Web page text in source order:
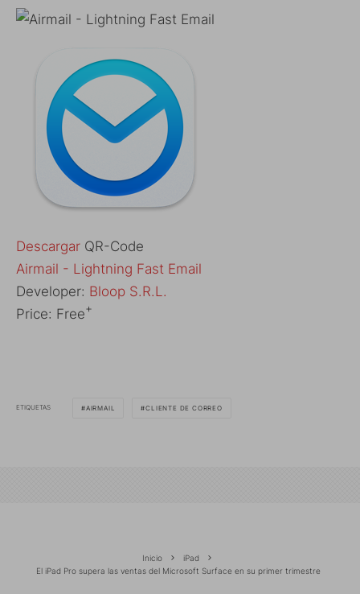
Descargar QR-Code
‎Airmail - Lightning Fast Email
Developer: Bloop S.R.L.
Price: Free+
ETIQUETAS AIRMAIL CLIENTE DE CORREO
Inicio
iPad
El iPad Pro supera las ventas del Microsoft Surface en su primer trimestre